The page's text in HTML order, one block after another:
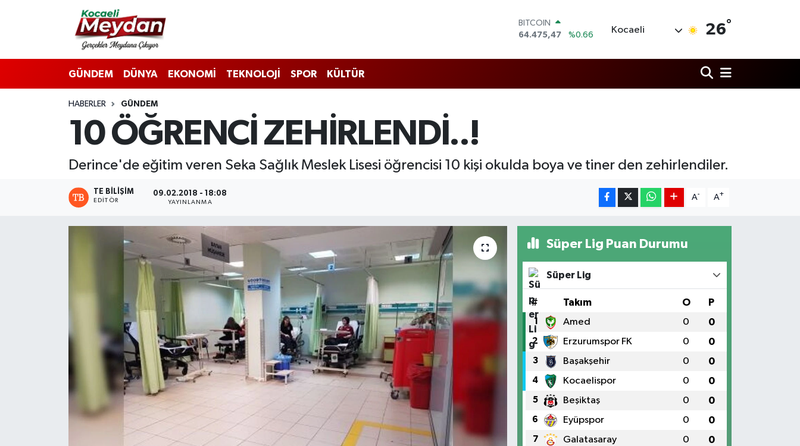
BITCOIN
64.475,47
%0.66
47,5971
%0.05
Kocaeli 26°
GÜNDEM DÜNYA EKONOMİ TEKNOLOJİ SPOR KÜLTÜR
HABERLER GÜNDEM
10 ÖĞRENCİ ZEHİRLENDİ..!
Derince'de eğitim veren Seka Sağlık Meslek Lisesi öğrencisi 10 kişi okulda boya ve tiner den zehirlendiler.
TE BILIŞIM
EDITÖR
09.02.2018 - 18:08
YAYINLANMA
A- A+
Süper Lig Puan Durumu
Süper Lig
# Takım O P
1 Amed 0 0
2 Erzurumspor FK 0 0
3 Başakşehir 0 0
4 Kocaelispor 0 0
5 Beşiktaş 0 0
6 Eyüpspor 0 0
7 Galatasaray 0 0
Nöbetçi Eczaneler
Hava Durumu
Trafik Durumu
Süper Lig Puan Durumu ve Fikstür
Tüm Manşetler
Son Dakika Haberleri
Haber Arşivi